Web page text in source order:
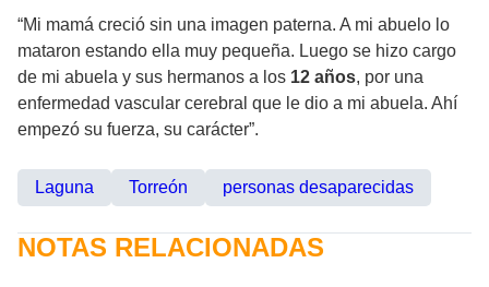
“Mi mamá creció sin una imagen paterna. A mi abuelo lo
mataron estando ella muy pequeña. Luego se hizo cargo
de mi abuela y sus hermanos a los 12 años, por una
enfermedad vascular cerebral que le dio a mi abuela. Ahí
empezó su fuerza, su carácter”.
Laguna Torreón personas desaparecidas
NOTAS RELACIONADAS